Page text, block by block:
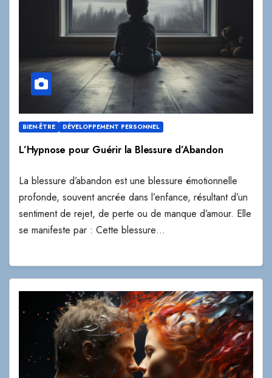
BIEN-ÊTRE DÉVELOPPEMENT PERSONNEL
L’Hypnose pour Guérir la Blessure d’Abandon
La blessure d’abandon est une blessure émotionnelle
profonde, souvent ancrée dans l’enfance, résultant d’un
sentiment de rejet, de perte ou de manque d’amour. Elle
se manifeste par : Cette blessure…